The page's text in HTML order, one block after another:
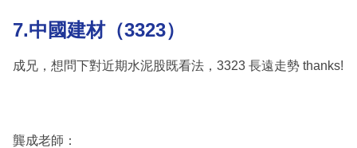
7.中國建材（3323）
成兄，想問下對近期水泥股既看法，3323 長遠走勢 thanks!
龔成老師：